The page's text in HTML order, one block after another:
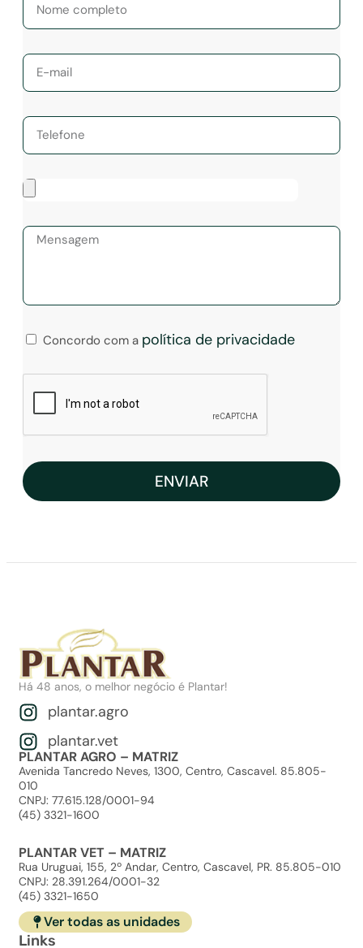
Concordo com a política de privacidade
ENVIAR
Há 48 anos, o melhor negócio é Plantar!
plantar.agro
plantar.vet
PLANTAR AGRO – MATRIZ
Avenida Tancredo Neves, 1300, Centro, Cascavel. 85.805-
010
CNPJ: 77.615.128/0001-94
(45) 3321-1600
PLANTAR VET – MATRIZ
Rua Uruguai, 155, 2º Andar, Centro, Cascavel, PR. 85.805-010
CNPJ: 28.391.264/0001-32
(45) 3321-1650
Ver todas as unidades
Links